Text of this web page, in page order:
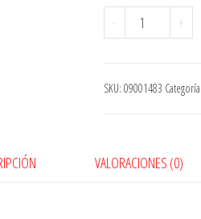
-
Forro
Plastico
cantidad
+
SKU: 09001483 Categoría:
VALORACIONES (0)